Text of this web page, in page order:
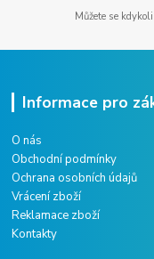
Můžete se
Informace pro
O nás
Obchodní podmínky
Ochrana osobních údajů
Vrácení zboží
Reklamace zboží
Kontakty